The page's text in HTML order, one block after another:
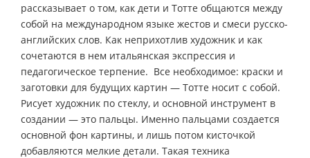
рассказывает о том, как дети и Тотте общаются между
собой на международном языке жестов и смеси русско-
английских слов. Как неприхотлив художник и как
сочетаются в нем итальянская экспрессия и
педагогическое терпение. Все необходимое: краски и
заготовки для будущих картин — Тотте носит с собой.
Рисует художник по стеклу, и основной инструмент в
создании — это пальцы. Именно пальцами создается
основной фон картины, и лишь потом кисточкой
добавляются мелкие детали. Такая техника